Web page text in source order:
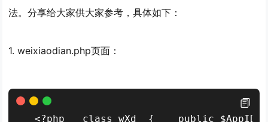
法。分享给大家供大家参考，具体如下：
1. weixiaodian.php页面：
<?php   class wXd  {    public $AppID